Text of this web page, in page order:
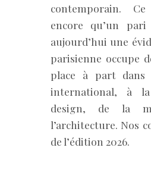
contemporain.
encore qu’un
aujourd’hui une
parisienne occupe
place à part dans
international, à
design, de la
l’architecture. Nos
de l’édition 2026.